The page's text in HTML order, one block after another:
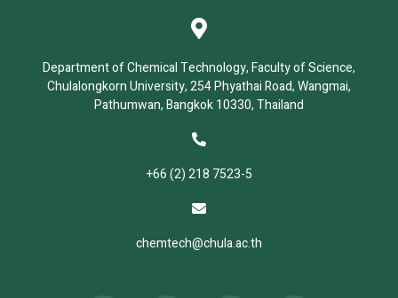
Department of Chemical Technology, Faculty of Science,
Chulalongkorn University, 254 Phyathai Road, Wangmai,
Pathumwan, Bangkok 10330, Thailand
+66 (2) 218 7523-5
chemtech@chula.ac.th